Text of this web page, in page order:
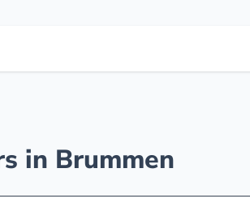
in Brummen